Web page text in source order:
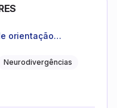
orientação
Neurodivergências